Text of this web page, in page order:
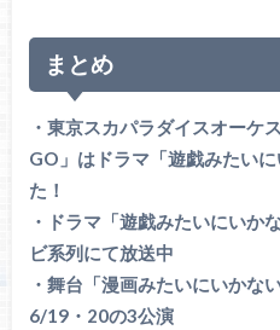
まとめ
・東京スカパラダイスオーケ
GO」はドラマ「遊戯みたい
た！
・ドラマ「遊戯みたいにいか
ビ系列にて放送中
・舞台「漫画みたいにいかな
6/19・20の3公演